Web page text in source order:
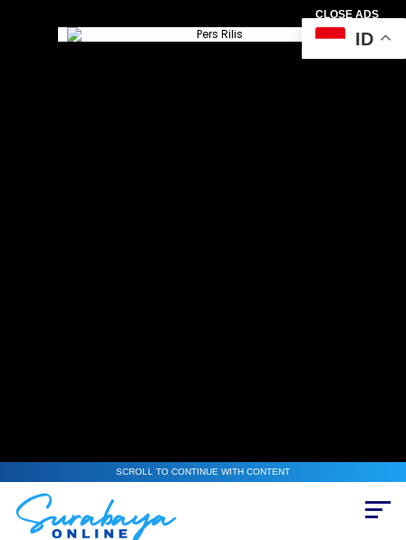
CLOSE ADS
SCROLL TO CONTINUE WITH CONTENT
ID